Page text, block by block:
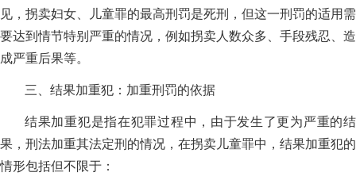
见，拐卖妇女、儿童罪的最高刑罚是死刑，但这一刑罚的适用需
要达到情节特别严重的情况，例如拐卖人数众多、手段残忍、造
成严重后果等。
三、结果加重犯：加重刑罚的依据
结果加重犯是指在犯罪过程中，由于发生了更为严重的结
果，刑法加重其法定刑的情况，在拐卖儿童罪中，结果加重犯的
情形包括但不限于：